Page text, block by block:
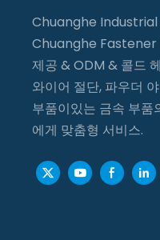
Chuanghe
Chuanghe Fastener
제공 & ODM & 콜드
와이어 절단, 파우더
부품이있는 금속 부품
에게 맞춤형 서비스.